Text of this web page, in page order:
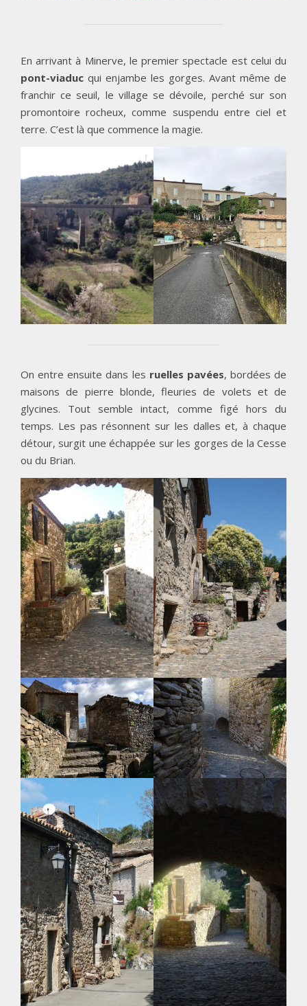
En arrivant à Minerve, le premier spectacle est celui du
pont-viaduc qui enjambe les gorges. Avant même de
franchir ce seuil, le village se dévoile, perché sur son
promontoire rocheux, comme suspendu entre ciel et
terre. C’est là que commence la magie.
On entre ensuite dans les ruelles pavées, bordées de
maisons de pierre blonde, fleuries de volets et de
glycines. Tout semble intact, comme figé hors du
temps. Les pas résonnent sur les dalles et, à chaque
détour, surgit une échappée sur les gorges de la Cesse
ou du Brian.